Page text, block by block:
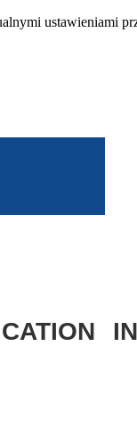
ustawieniami
IN